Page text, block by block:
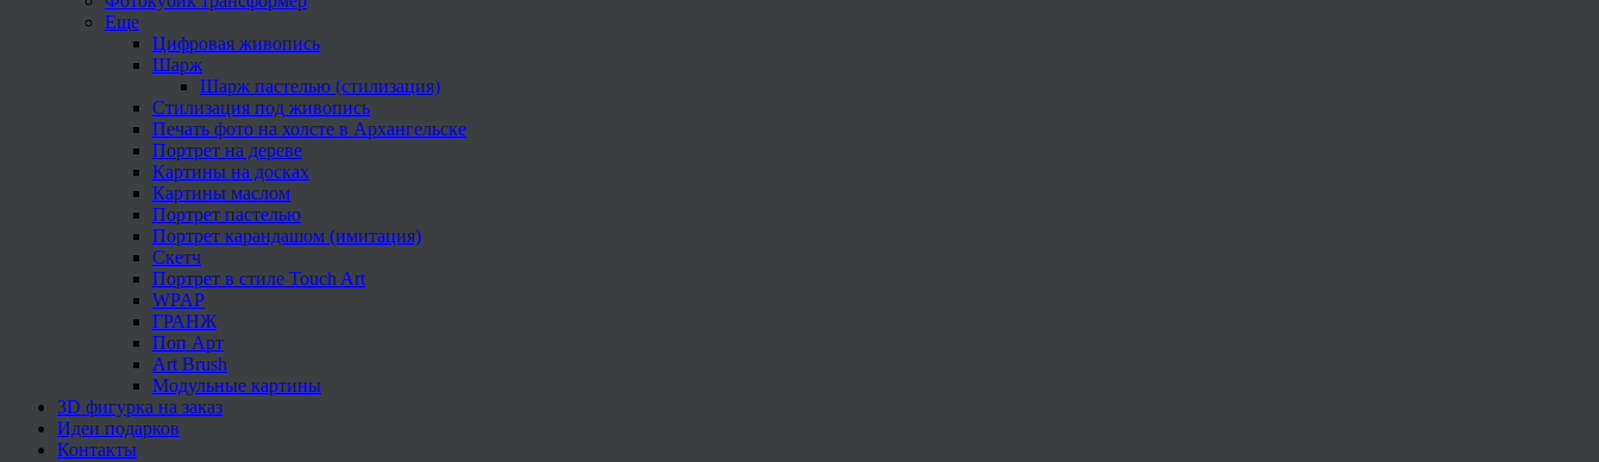
Еще
Цифровая живопись
Шарж
Шарж пастелью (стилизация)
Стилизация под живопись
Печать фото на холсте в Архангельске
Портрет на дереве
Картины на досках
Картины маслом
Портрет пастелью
Портрет карандашом (имитация)
Скетч
Портрет в стиле Touch Art
WPAP
ГРАНЖ
Поп Арт
Art Brush
Модульные картины
3D фигурка на заказ
Идеи подарков
Контакты